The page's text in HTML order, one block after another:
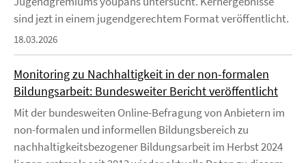
sind jezt in einem jugendgerechtem Format veröffentlicht.
18.03.2026
Monitoring zu Nachhaltigkeit in der non-formalen
Bildungsarbeit: Bundesweiter Bericht veröffentlicht
Mit der bundesweiten Online-Befragung von Anbietern im
non-formalen und informellen Bildungsbereich zu
nachhaltigkeitsbezogener Bildungsarbeit im Herbst 2024